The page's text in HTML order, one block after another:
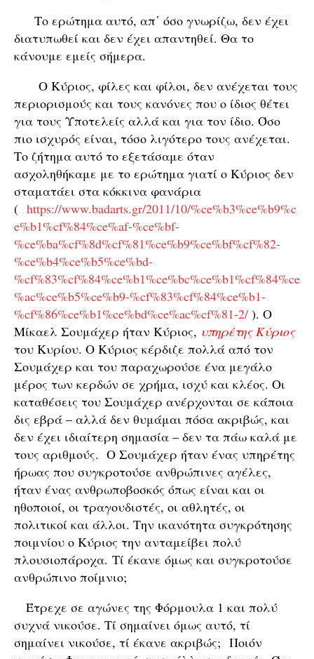
Το ερώτημα αυτό, απ΄ όσο γνωρίζω, δεν έχει
διατυπωθεί και δεν έχει απαντηθεί. Θα το
κάνουμε εμείς σήμερα.
Ο Κύριος, φίλες και φίλοι, δεν ανέχεται τους
περιορισμούς και τους κανόνες που ο ίδιος θέτει
για τους Υποτελείς αλλά και για τον ίδιο. Όσο
πιο ισχυρός είναι, τόσο λιγότερο τους ανέχεται.
Το ζήτημα αυτό το εξετάσαμε όταν
ασχοληθήκαμε με το ερώτημα γιατί ο Κύριος δεν
σταματάει στα κόκκινα φανάρια
( https://www.badarts.gr/2011/10/%ce%b3%ce%b9%c
e%b1%cf%84%ce%af-%ce%bf-
%ce%ba%cf%8d%cf%81%ce%b9%ce%bf%cf%82-
%ce%b4%ce%b5%ce%bd-
%cf%83%cf%84%ce%b1%ce%bc%ce%b1%cf%84%ce
%ac%ce%b5%ce%b9-%cf%83%cf%84%ce%b1-
%cf%86%ce%b1%ce%bd%ce%ac%cf%81-2/ ). Ο
Μίκαελ Σουμάχερ ήταν Κύριος, υπηρέτης Κύριος
του Κυρίου. Ο Κύριος κέρδιζε πολλά από τον
Σουμάχερ και του παραχωρούσε ένα μεγάλο
μέρος των κερδών σε χρήμα, ισχύ και κλέος. Οι
καταθέσεις του Σουμάχερ ανέρχονται σε κάποια
δις εβρά – αλλά δεν θυμάμαι πόσα ακριβώς, και
δεν έχει ιδιαίτερη σημασία – δεν τα πάω καλά με
τους αριθμούς. Ο Σουμάχερ ήταν ένας υπηρέτης
ήρωας που συγκροτούσε ανθρώπινες αγέλες,
ήταν ένας ανθρωποβοσκός όπως είναι και οι
ηθοποιοί, οι τραγουδιστές, οι αθλητές, οι
πολιτικοί και άλλοι. Την ικανότητα συγκρότησης
ποιμνίου ο Κύριος την ανταμείβει πολύ
πλουσιοπάροχα. Τί έκανε όμως και συγκροτούσε
ανθρώπινο ποίμνιο;
Έτρεχε σε αγώνες της Φόρμουλα 1 και πολύ
συχνά νικούσε. Τί σημαίνει όμως αυτό, τί
σημαίνει νικούσε, τί έκανε ακριβώς; Ποιόν